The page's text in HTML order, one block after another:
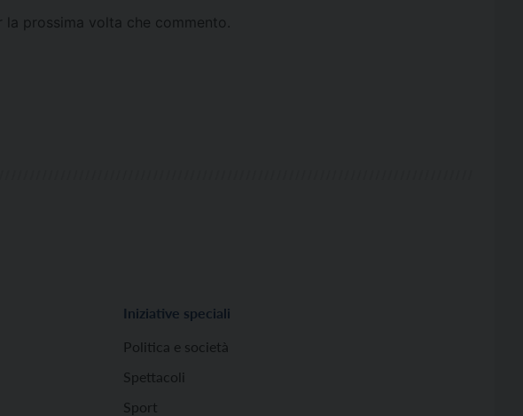
prossima volta che commento.
Iniziative speciali
Politica e società
Spettacoli
Sport